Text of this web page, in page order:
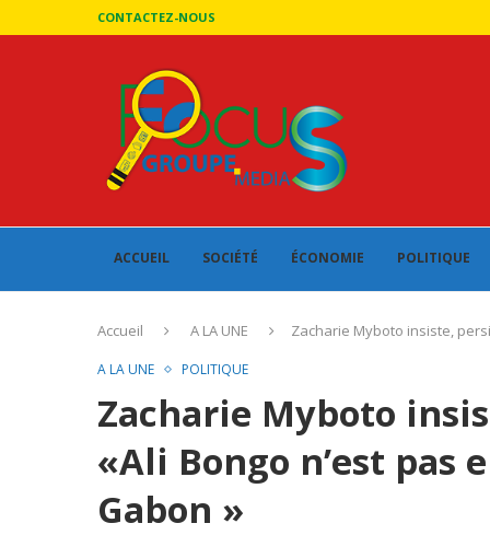
CONTACTEZ-NOUS
ACCUEIL SOCIÉTÉ ÉCONOMIE POLITIQUE
Accueil A LA UNE Zacharie Myboto insiste,
A LA UNE POLITIQUE
Zacharie Myboto
«Ali Bongo n’est pas
Gabon »